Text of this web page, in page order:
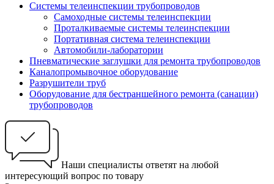
Системы телеинспекции трубопроводов
Самоходные системы телеинспекции
Проталкиваемые системы телеинспекции
Портативная система телеинспекции
Автомобили-лаборатории
Пневматические заглушки для ремонта трубопроводов
Каналопромывочное оборудование
Разрушители труб
Оборудование для бестраншейного ремонта (санации)
трубопроводов
Наши специалисты ответят на любой
интересующий вопрос по товару